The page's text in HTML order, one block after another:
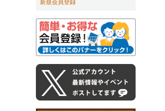
新規会員登録